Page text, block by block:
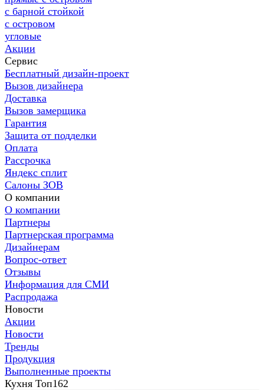
с барной стойкой
с островом
угловые
Акции
Сервис
Бесплатный дизайн-проект
Вызов дизайнера
Доставка
Вызов замерщика
Гарантия
Защита от подделки
Оплата
Рассрочка
Яндекс сплит
Салоны ЗОВ
О компании
О компании
Партнеры
Партнерская программа
Дизайнерам
Вопрос-ответ
Отзывы
Информация для СМИ
Распродажа
Новости
Акции
Новости
Тренды
Продукция
Выполненные проекты
Кухня Топ162